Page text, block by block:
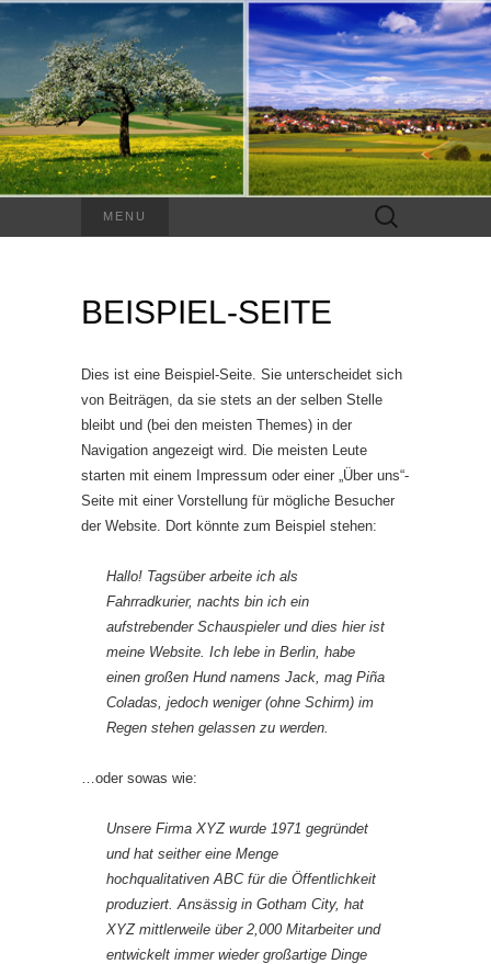
MENU
Suchen
nach:
BEISPIEL-SEITE
Dies ist eine Beispiel-Seite. Sie unterscheidet sich
von Beiträgen, da sie stets an der selben Stelle
bleibt und (bei den meisten Themes) in der
Navigation angezeigt wird. Die meisten Leute
starten mit einem Impressum oder einer „Über uns“-
Seite mit einer Vorstellung für mögliche Besucher
der Website. Dort könnte zum Beispiel stehen:
Hallo! Tagsüber arbeite ich als
Fahrradkurier, nachts bin ich ein
aufstrebender Schauspieler und dies hier ist
meine Website. Ich lebe in Berlin, habe
einen großen Hund namens Jack, mag Piña
Coladas, jedoch weniger (ohne Schirm) im
Regen stehen gelassen zu werden.
…oder sowas wie:
Unsere Firma XYZ wurde 1971 gegründet
und hat seither eine Menge
hochqualitativen ABC für die Öffentlichkeit
produziert. Ansässig in Gotham City, hat
XYZ mittlerweile über 2,000 Mitarbeiter und
entwickelt immer wieder großartige Dinge